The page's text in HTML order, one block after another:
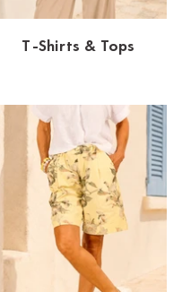
T-Shirts & Tops